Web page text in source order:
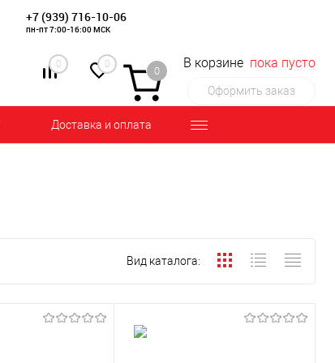
+7 (939) 716-10-06
пн-пт 7:00-16:00 МСК
0 0
0
В корзине пока пусто
Оформить заказ
Доставка и оплата
Вид каталога: